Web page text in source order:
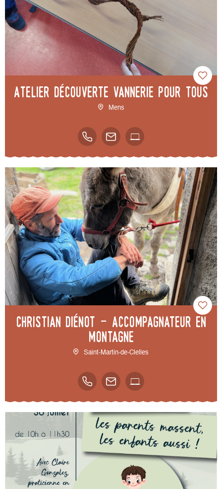
Atelier découverte vannerie pour tous
Mens
Christian Diénot - accompagnateur en
montagne
Saint-Martin-de-Clelles